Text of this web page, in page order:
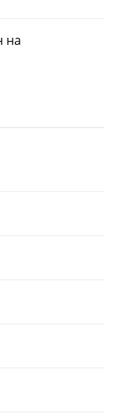
на